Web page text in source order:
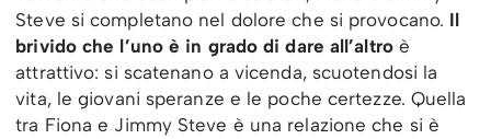
Steve si completano nel dolore che si provocano. Il
brivido che l’uno è in grado di dare all’altroè
attrattivo: si scatenano a vicenda, scuotendosi la
vita, le giovani speranze e le poche certezze. Quella
tra Fiona e Jimmy Steve è una relazione che si è